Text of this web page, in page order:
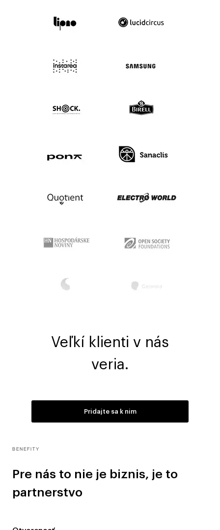
Veľkí klienti v nás
veria.
Pridajte sa k nim
BENEFITY
Pre nás to nie je biznis, je to
partnerstvo